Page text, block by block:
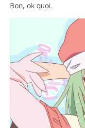
Bon, ok quoi.